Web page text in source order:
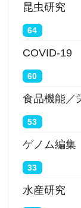
昆虫研究
64
COVID-19
60
食品機能／
53
ゲノム編集
33
水産研究